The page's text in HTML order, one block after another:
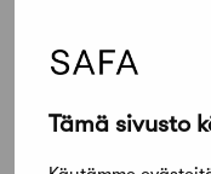
Tämä sivusto
pääosassa